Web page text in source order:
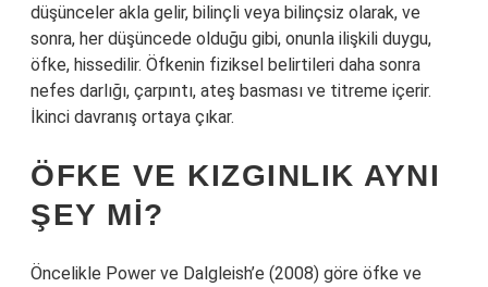
düşünceler akla gelir, bilinçli veya bilinçsiz olarak, ve
sonra, her düşüncede olduğu gibi, onunla ilişkili duygu,
öfke, hissedilir. Öfkenin fiziksel belirtileri daha sonra
nefes darlığı, çarpıntı, ateş basması ve titreme içerir.
İkinci davranış ortaya çıkar.
ÖFKE VE KIZGINLIK AYNI
ŞEY MI?
Öncelikle Power ve Dalgleish’e (2008) göre öfke ve